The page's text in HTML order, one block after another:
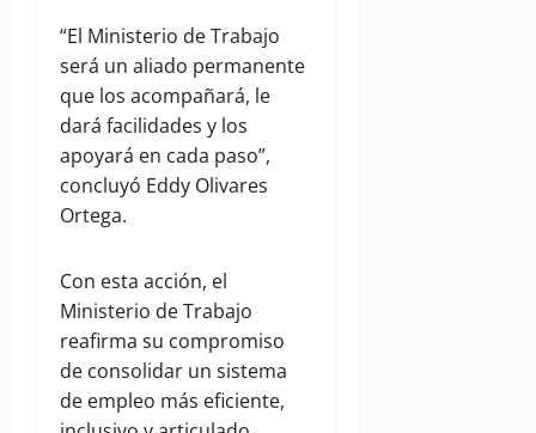
“El Ministerio de Trabajo
será un aliado permanente
que los acompañará, le
dará facilidades y los
apoyará en cada paso”,
concluyó Eddy Olivares
Ortega.
Con esta acción, el
Ministerio de Trabajo
reafirma su compromiso
de consolidar un sistema
de empleo más eficiente,